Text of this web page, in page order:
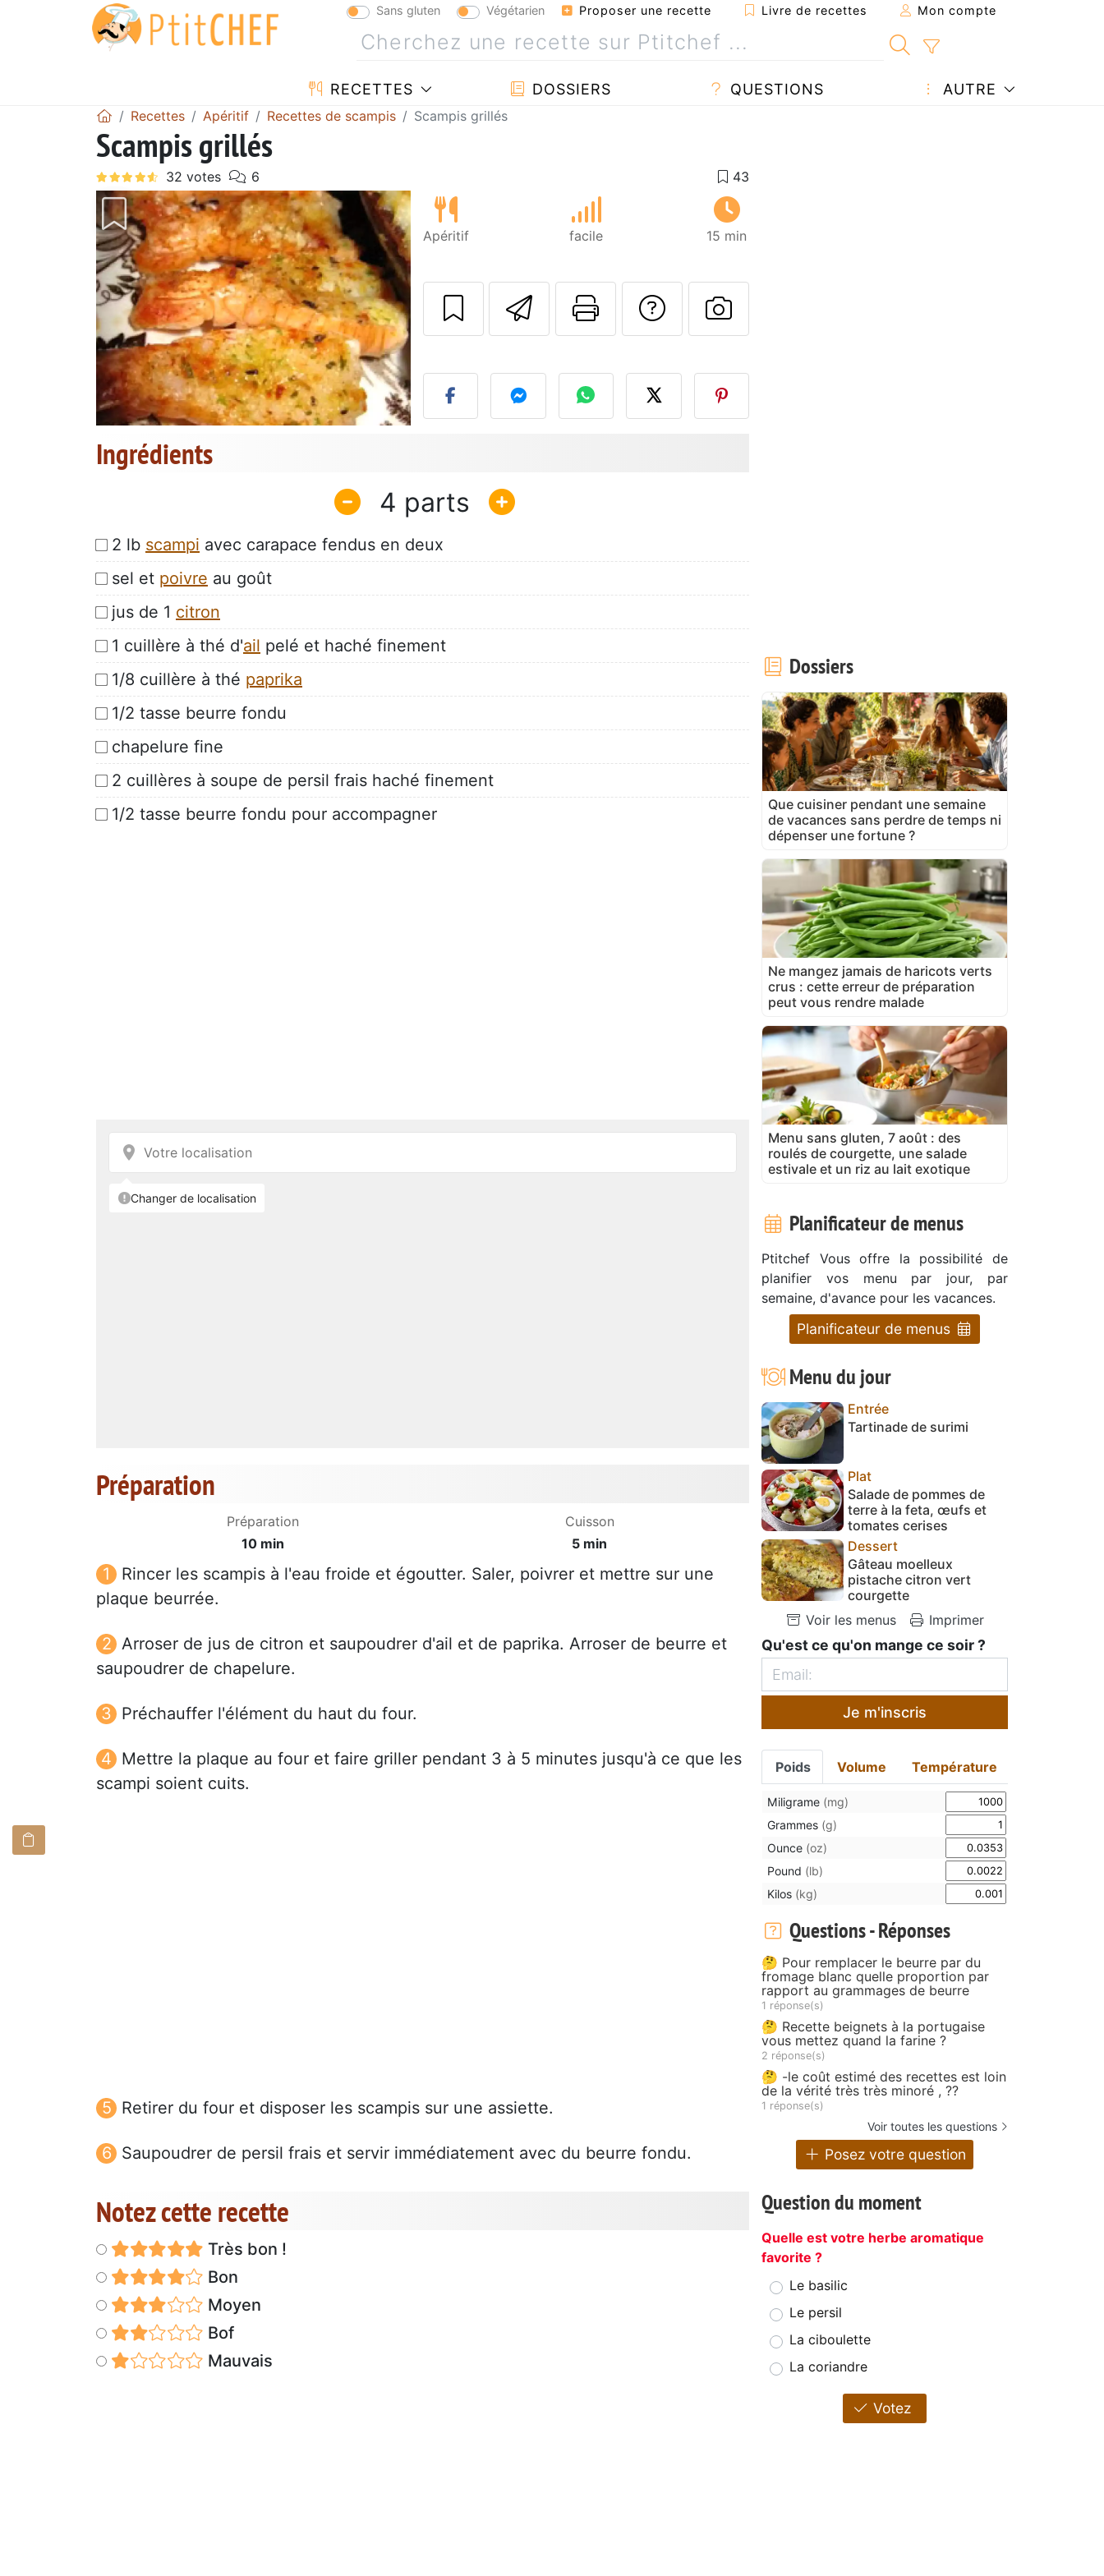
Sans gluten Végétarien Proposer une recette Livre de recettes Mon compte
RECETTES DOSSIERS QUESTIONS AUTRE
Recettes Apéritif Recettes de scampis Scampis grillés
Scampis grillés
Apéritif facile 15 min
Envoyer cette recette à un ami
Imprimer cette page
Poser une question à l'auteur
Publier votre photo de cette
Ingrédients
4
2 lb scampi avec carapace fendus en deux
sel et poivre au goût
jus de 1 citron
1 cuillère à thé d'ail pelé et haché finement
1/8 cuillère à thé paprika
1/2 tasse beurre fondu
chapelure fine
2 cuillères à soupe de persil frais haché finement
1/2 tasse beurre fondu pour accompagner
Préparation
Préparation
10 min
Cuisson
5 min
Rincer les scampis à l'eau froide et égoutter. Saler, poivrer et mettre sur une
plaque beurrée.
Arroser de jus de citron et saupoudrer d'ail et de paprika. Arroser de beurre et
saupoudrer de chapelure.
Préchauffer l'élément du haut du four.
Mettre la plaque au four et faire griller pendant 3 à 5 minutes jusqu'à ce que les
scampi soient cuits.
Retirer du four et disposer les scampis sur une assiette.
Saupoudrer de persil frais et servir immédiatement avec du beurre fondu.
Notez cette recette
Très bon !
Bon
Moyen
Bof
Mauvais
Dossiers
Que cuisiner pendant une semaine
de vacances sans perdre de temps ni
dépenser une fortune ?
Ne mangez jamais de haricots verts
crus : cette erreur de préparation
peut vous rendre malade
Menu sans gluten, 7 août : des
roulés de courgette, une salade
estivale et un riz au lait exotique
Planificateur de menus
Ptitchef Vous offre la possibilité de
planifier vos menu par jour, par
semaine, d'avance pour les vacances.
Planificateur de menus
Menu du jour
Entrée
Tartinade de surimi
Plat
Salade de pommes de
terre à la feta, œufs et
tomates cerises
Dessert
Gâteau moelleux
pistache citron vert
courgette
Voir les menus
Imprimer
Qu'est ce qu'on mange ce soir ?
Je m'inscris
Poids Volume Température
Miligrame (mg)
Grammes (g)
Ounce (oz)
Pound (lb)
Kilos (kg)
Questions - Réponses
🤔 Pour remplacer le beurre par du
fromage blanc quelle proportion par
rapport au grammages de beurre
1 réponse(s)
🤔 Recette beignets à la portugaise
vous mettez quand la farine ?
2 réponse(s)
🤔 -le coût estimé des recettes est loin
de la vérité très très minoré , ??
1 réponse(s)
Voir toutes les questions
Posez votre question
Question du moment
Quelle est votre herbe aromatique
favorite ?
Le basilic
Le persil
La ciboulette
La coriandre
Votez